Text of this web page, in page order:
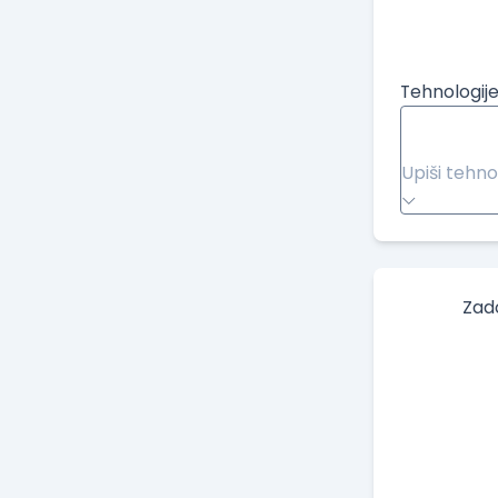
Upiši